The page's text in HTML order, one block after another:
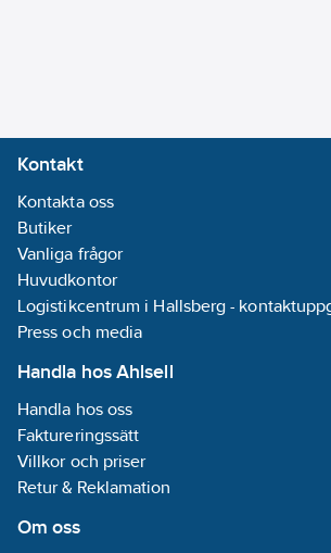
Kontakt
Kontakta oss
Butiker
Vanliga frågor
Huvudkontor
Logistikcentrum i Hallsberg -
Press och media
Handla hos Ahlsell
Handla hos oss
Faktureringssätt
Villkor och priser
Retur & Reklamation
Om oss